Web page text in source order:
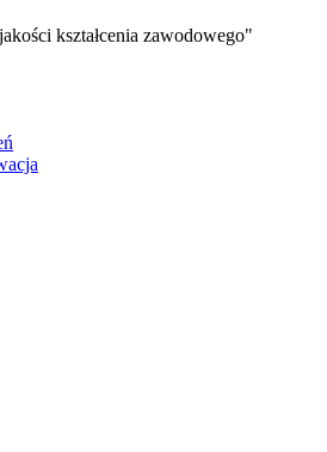
kształcenia zawodowego"